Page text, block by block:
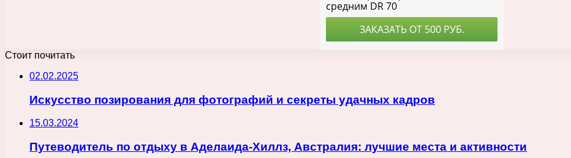
Стоит почитать
02.02.2025
Искусство позирования для фотографий и секреты удачных кадров
15.03.2024
Путеводитель по отдыху в Аделаида-Хиллз, Австралия: лучшие места и активности